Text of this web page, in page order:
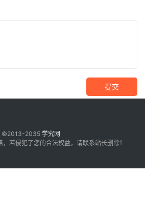
提交
©2013-2035 学究网
若侵犯了您的合法权益，请联系站长删除！